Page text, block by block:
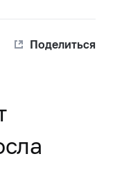
Поделиться